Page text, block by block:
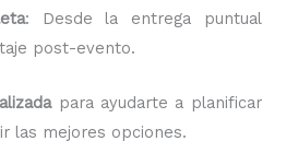
: Desde la entrega puntual
post-evento.
para ayudarte a planificar
las mejores opciones.